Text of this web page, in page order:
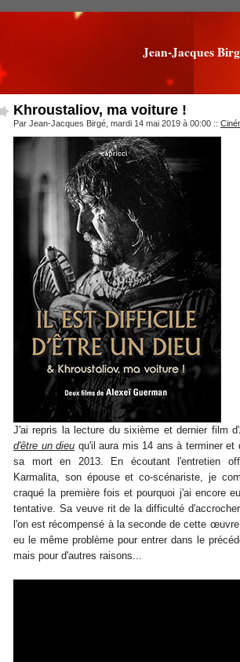
Jean-Jacques
Khroustaliov, ma voiture !
Par Jean-Jacques Birgé, mardi 14 mai 2019 à 00:00 ::
J'ai repris la lecture du sixième et dernier film
d'être un dieu qu'il aura mis 14 ans à terminer et
sa mort en 2013. En écoutant l'entretien
Karmalita, son épouse et co-scénariste, je
craqué la première fois et pourquoi j'ai encore
tentative. Sa veuve rit de la difficulté
l'on est récompensé à la seconde de cette
eu le même problème pour entrer dans le
mais pour d'autres raisons...